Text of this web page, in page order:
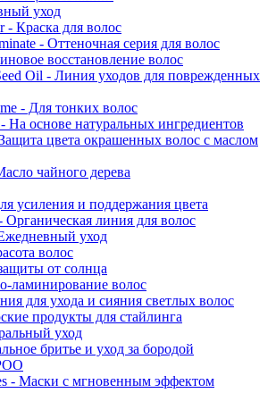
уход
Краска для волос
- Оттеночная серия для волос
восстановление волос
Oil - Линия уходов для поврежденных
- Для тонких волос
На основе натуральных ингредиентов
цвета окрашенных волос с маслом
чайного дерева
усиления и поддержания цвета
Органическая линия для волос
уход
волос
от солнца
ламинирование волос
для ухода и сияния светлых волос
продукты для стайлинга
уход
бритье и уход за бородой
- Маски с мгновенным эффектом